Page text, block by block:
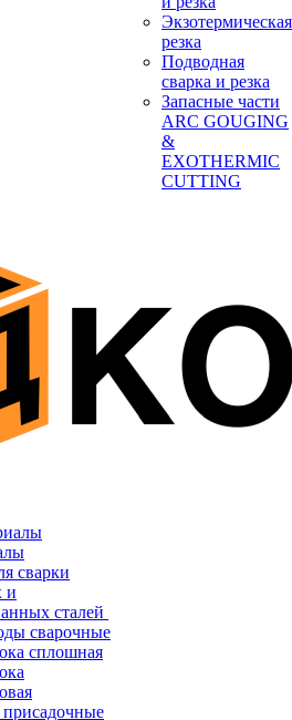
Экзотермическая
резка
Подводная
сварка и резка
Запасные части
ARC GOUGING
&
EXOTHERMIC
CUTTING
сварки
и
сталей
сварочные
сплошная